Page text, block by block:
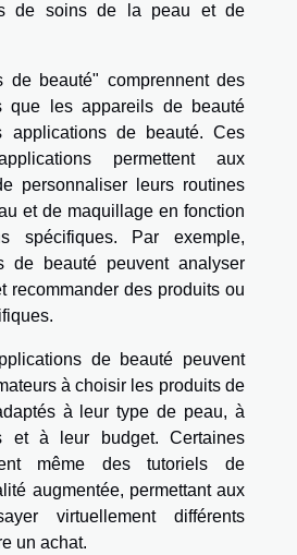
de soins de la peau et de
de beauté" comprennent des
que les appareils de beauté
applications de beauté. Ces
permettent aux
personnaliser leurs routines
et de maquillage en fonction
spécifiques. Par exemple,
de beauté peuvent analyser
recommander des produits ou
de beauté peuvent
à choisir les produits de
à leur type de peau, à
et à leur budget. Certaines
même des tutoriels de
augmentée, permettant aux
virtuellement différents
un achat.